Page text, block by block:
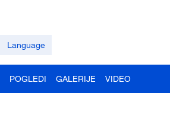
Language
POGLEDI GALERIJE VIDEO